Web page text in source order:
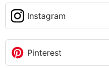
Instagram
Pinterest